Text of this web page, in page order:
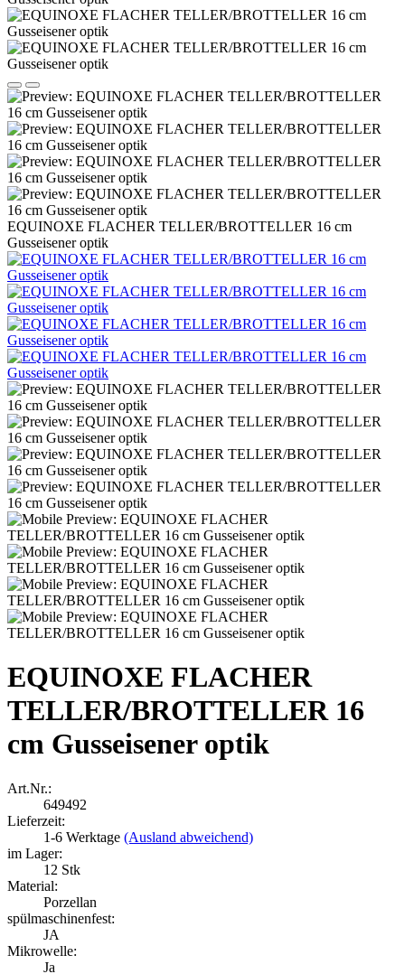
EQUINOXE FLACHER TELLER/BROTTELLER 16 cm
Gusseisener optik
EQUINOXE FLACHER
TELLER/BROTTELLER 16
cm Gusseisener optik
Art.Nr.:
649492
Lieferzeit:
1-6 Werktage (Ausland abweichend)
im Lager:
12 Stk
Material:
Porzellan
spülmaschinenfest:
JA
Mikrowelle:
Ja